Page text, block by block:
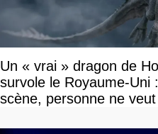
Un « vrai » dragon de
survole le Royaume-Uni
scène, personne ne